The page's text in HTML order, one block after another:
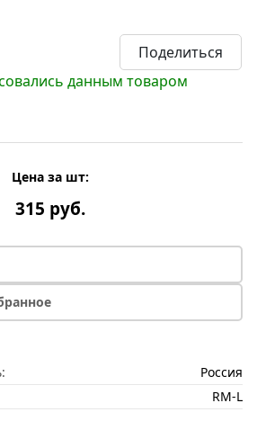
Поделиться
данным товаром
Цена за шт:
315 руб.
Россия
RM-L